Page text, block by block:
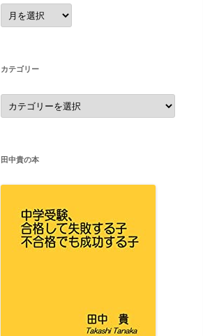
ア
ー
カ
カテゴリー
カ
テ
ゴ
田中貴の本